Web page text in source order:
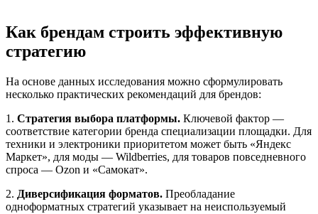
Как брендам строить эффективную
стратегию
На основе данных исследования можно сформулировать
несколько практических рекомендаций для брендов:
1. Стратегия выбора платформы. Ключевой фактор —
соответствие категории бренда специализации площадки. Для
техники и электроники приоритетом может быть «Яндекс
Маркет», для моды — Wildberries, для товаров повседневного
спроса — Ozon и «Самокат».
2. Диверсификация форматов. Преобладание
одноформатных стратегий указывает на неиспользуемый